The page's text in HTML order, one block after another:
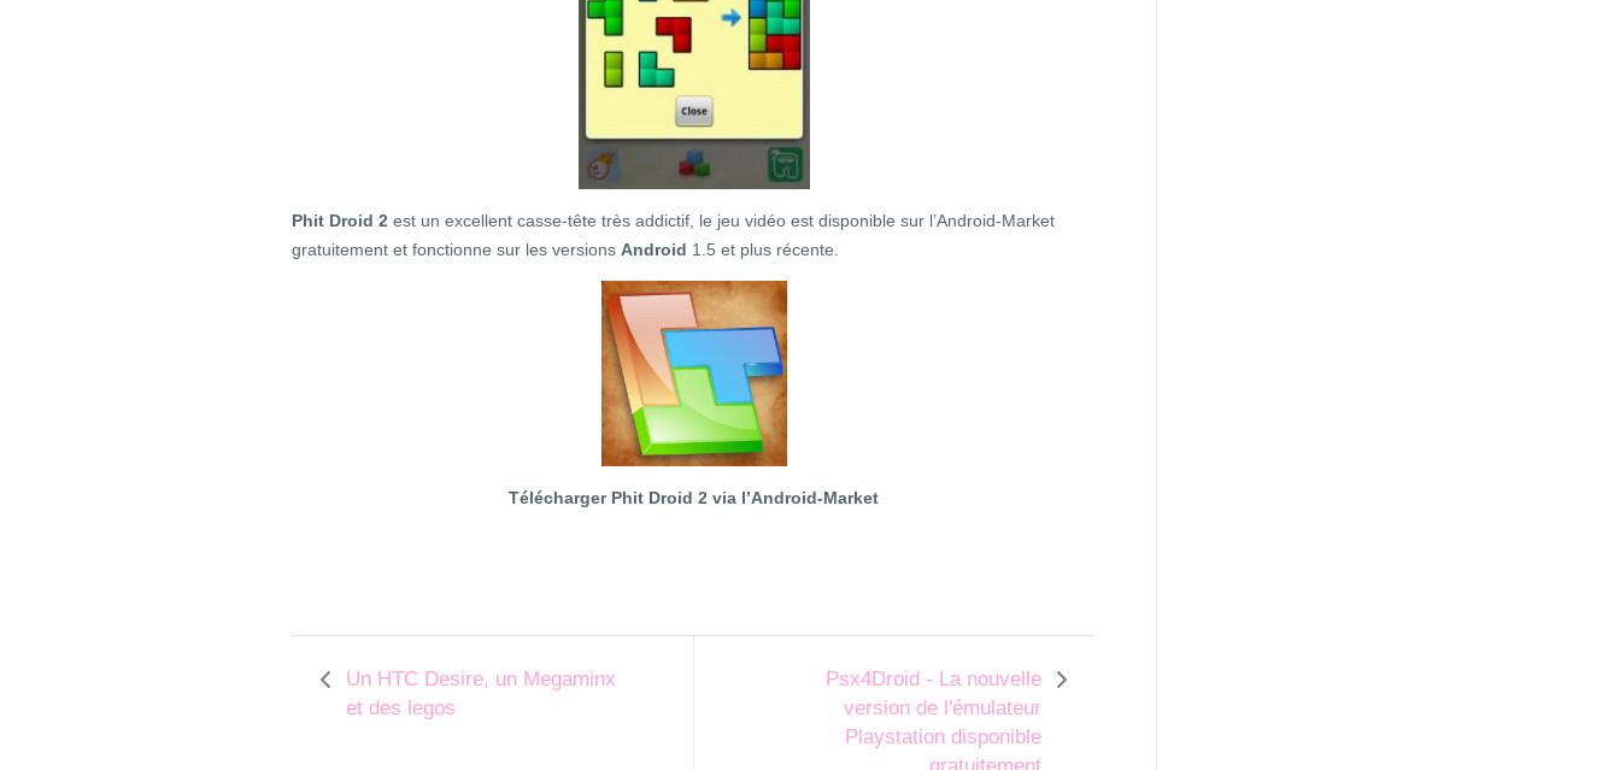
Phit Droid 2 est un excellent casse-tête très addictif, le jeu vidéo est disponible sur l’Android-Market
gratuitement et fonctionne sur les versions Android 1.5 et plus récente.
Télécharger Phit Droid 2 via l’Android-Market
Un HTC Desire, un Megaminx
et des legos
Psx4Droid - La nouvelle
version de l'émulateur
Playstation disponible